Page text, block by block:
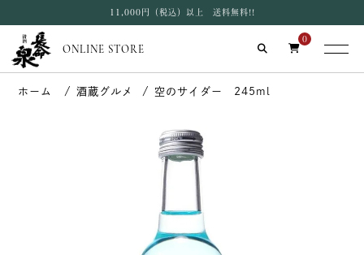
11,000円（税込）以上 送料無料!!
ONLINE STORE
0
酒蔵グルメ 空のサイダー 245ml